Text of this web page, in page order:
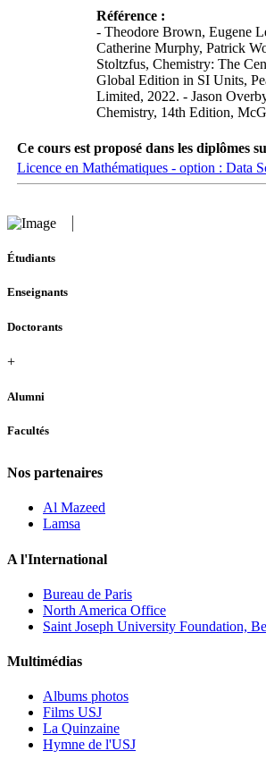
Référence :
- Theodore Brown, Eugene
Catherine Murphy, Patrick
Stoltzfus, Chemistry: The
Global Edition in SI Units,
Limited, 2022. - Jason
Chemistry, 14th Edition,
Ce cours est proposé dans les diplômes
Licence en Mathématiques - option : Data
Étudiants
Enseignants
Doctorants
+
Alumni
Facultés
Nos partenaires
Al Mazeed
Lamsa
A l'International
Bureau de Paris
North America Office
Saint Joseph University Foundation,
Multimédias
Albums photos
Films USJ
La Quinzaine
Hymne de l'USJ